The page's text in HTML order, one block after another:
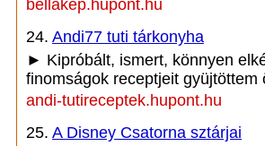
bellakep.hupont.hu
24. Andi77 tuti tárkonyha
► Kipróbált, ismert, könnyen
finomságok receptjeit gyüjtöttem
andi-tutireceptek.hupont.hu
25. A Disney Csatorna sztárjai